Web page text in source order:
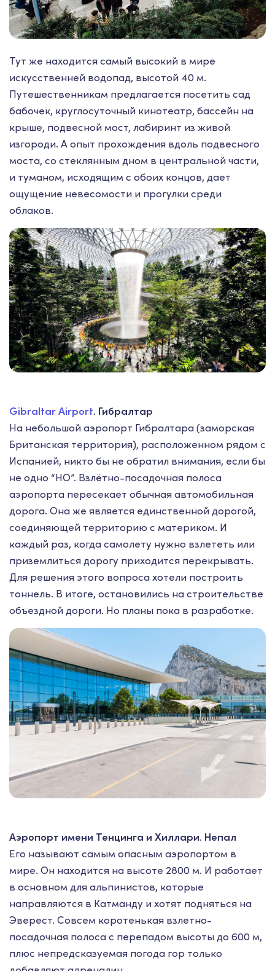
Тут же находится самый высокий в мире
искусственней водопад, высотой 40 м.
Путешественникам предлагается посетить сад
бабочек, круглосуточный кинотеатр, бассейн на
крыше, подвесной мост, лабиринт из живой
изгороди. А опыт прохождения вдоль подвесного
моста, со стеклянным дном в центральной части,
и туманом, исходящим с обоих концов, дает
ощущение невесомости и прогулки среди
облаков.
Gibraltar Airport. Гибралтар
На небольшой аэропорт Гибралтара (заморская
Британская территория), расположенном рядом с
Испанией, никто бы не обратил внимания, если бы
не одно “НО”. Взлётно-посадочная полоса
аэропорта пересекает обычная автомобильная
дорога. Она же является единственной дорогой,
соединяющей территорию с материком. И
каждый раз, когда самолету нужно взлететь или
приземлиться дорогу приходится перекрывать.
Для решения этого вопроса хотели построить
тоннель. В итоге, остановились на строительстве
объездной дороги. Но планы пока в разработке.
Аэропорт имени Тенцинга и Хиллари. Непал
Его называют самым опасным аэропортом в
мире. Он находится на высоте 2800 м. И работает
в основном для альпинистов, которые
направляются в Катманду и хотят подняться на
Эверест. Совсем коротенькая взлетно-
посадочная полоса с перепадом высоты до 600 м,
плюс непредсказуемая погода гор только